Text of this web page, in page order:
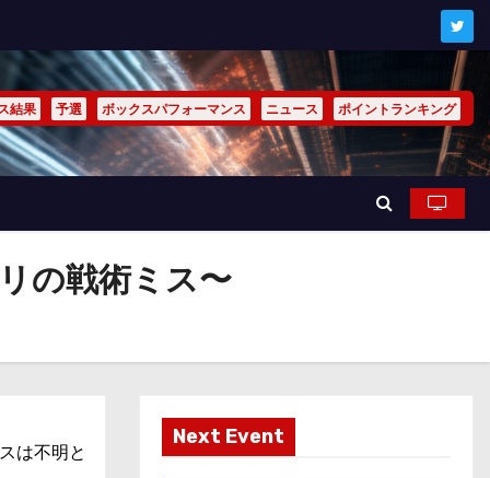
結果 予選 ボックスパフォーマンス ニュース ポイントランキング
の戦術ミス〜
は不明と
Next Event